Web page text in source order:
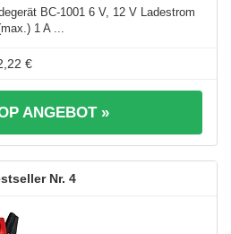
BC-1001 6 V, 12 V Ladestrom
1 A ...
€
ANGEBOT »
4